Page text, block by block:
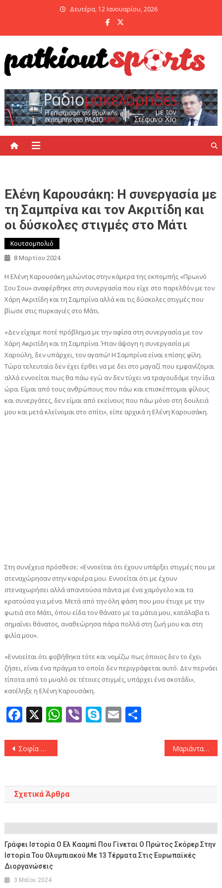
Δευτέρα, 12 Ιανουαρίου, 2026
Ελένη Καρουσάκη: Η συνεργασία με
τη Σαμπρίνα και τον Ακριτίδη και
οι δύσκολες στιγμές στο Μάτι
Κουτσομπολιό
8 Μαρτίου 2024
Η Ελένη Καρουσάκη μιλώντας στην κάμερα της εκπομπής «Πρωινό
Σου Σου» αναφέρθηκε στη συνεργασία που είχε στο παρελθόν με τον
Χάρη Ακριτίδη και τη Σαμπρίνα αλλά και τις δύσκολες στιγμές που
βίωσε στις πυρκαγιές στο Μάτι.
«Δεν είχαμε ποτέ πρόβλημα με την αφίσα στη συνεργασία με τον
Χάρη Ακριτίδη και τη Σαμπρίνα. Ήταν άψογη η συνεργασία με
Χαρούλη, δεν υπάρχει, τον αγαπώ! Η Σαμπρίνα είναι επίσης φίλη.
Τώρα τελευταία δεν έχει έρθει να με δει στο μαγαζί που εμφανίζομαι
αλλά εννοείται πως θα πάω εγώ αν δεν τύχει να τραγουδάμε την ίδια
ώρα. Είμαι από τους ανθρώπους που πάω και επισκέπτομαι φίλους
και συνεργάτες, δεν είμαι από εκείνους που πάω μόνο στη δουλειά
μου και μετά κλείνομαι στο σπίτι», είπε αρχικά η Ελένη Καρουσάκη.
Στη συνέχεια πρόσθεσε: «Εννοείται ότι έχουν υπάρξει στιγμές που με
στεναχώρησαν στην καριέρα μου. Εννοείται ότι με έχουν
στεναχωρήσει αλλά απαντούσα πάντα με ένα χαμόγελο και τα
κρατούσα για μένα. Μετά από την όλη φάση που μου έτυχε με την
φωτιά στο Μάτι, όπου είδα τον θάνατο με τα μάτια μου, κατάλαβα τι
σημαίνει θάνατος, αναθεώρησα πάρα πολλά στη ζωή μου και στη
φιλία μου».
«Εννοείται ότι φοβήθηκα τότε και νομίζω πως όποιος δεν το έχει
ζήσει, είναι ένα πράγμα το οποίο δεν περιγράφεται αυτό. Δεν περνάει
τίποτα από το μυαλό σε τέτοιες στιγμές, υπάρχει ένα σκοτάδι»,
κατέληξε η Ελένη Καρουσάκη.
Facebook
X WhatsApp
ViberSkype
Email
Πλοήγηση
Σοφία Χατζηπαντελή: Σήκωσε την μπλούζα της και έδειξε το στήθος της μέσα σε τρένο Μαριάντα Πιερίδη: Οι πρώτες δηλώσεις μετά την είδηση για τη νέα σχέση μετά τον χωρισμό της
Σχετικά Άρθρα
Γράφει Ιστορία Ο Ελ Κααμπί Που Γίνεται Ο Πρώτος Σκόρερ Στην
Ιστορία Του Ολυμπιακού Με 13 Τέρματα Στις Ευρωπαϊκές
Διοργανώσεις
3 Μαΐου 2024